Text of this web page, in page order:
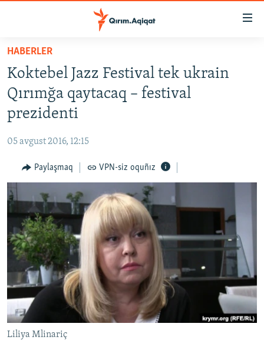
Esas
qaytmaq
Baş
navigatsiyağa
qaytmaq
Qıdıruvğa
qaytmaq
HABERLER
İQTİSADİYAT
MEDENİYET
İNSAN AQLARI
VİDEO
SÜRET
BLOGLAR
FİKİR
Русский
Українською
QOŞULIÑIZ!
HABERLER
Koktebel Jazz Festival tek ukrain
Qırımğa qaytacaq – festival
prezidenti
05 avgust 2016, 12:15
Paylaşmaq VPN-siz oquñız
Liliya Mlinariç